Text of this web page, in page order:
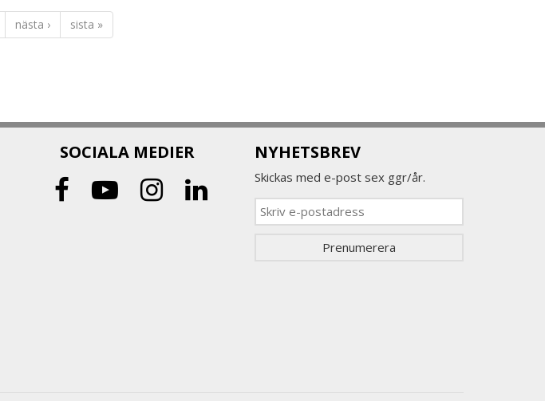
nästa › sista »
SOCIALA MEDIER NYHETSBREV
Skickas med e-post sex ggr/år.